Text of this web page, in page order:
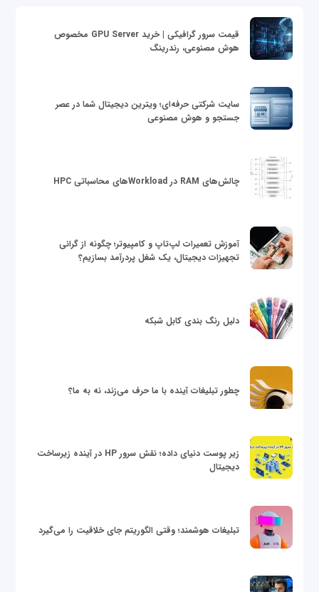
قیمت سرور گرافیکی | خرید GPU Server مخصوص
هوش مصنوعی، رندرینگ
سایت شرکتی حرفه‌ای؛ ویترین دیجیتال شما در عصر
جستجو و هوش مصنوعی
چالش‌های RAM در Workloadهای محاسباتی HPC
آموزش تعمیرات لپ‌تاپ و کامپیوتر؛ چگونه از گرانی
تجهیزات دیجیتال، یک شغل پردرآمد بسازیم؟
دلیل رنگ بندی کابل شبکه
چطور تبلیغات آینده با ما حرف می‌زند، نه به ما؟
زیر پوست دنیای داده؛ نقش سرور HP در آینده زیرساخت
دیجیتال
تبلیغات هوشمند؛ وقتی الگوریتم جای خلاقیت را می‌گیرد